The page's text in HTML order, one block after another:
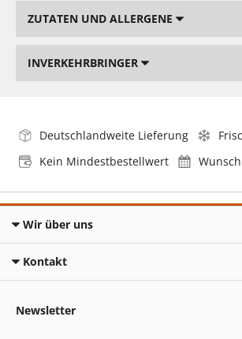
ZUTATEN UND ALLERGENE
INVERKEHRBRINGER
Deutschlandweite Lieferung
Kein Mindestbestellwert
Wir über uns
Kontakt
Newsletter